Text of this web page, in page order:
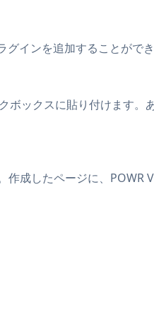
グインを追加することができ
ボックスに貼り付けます
成したページに、POWR